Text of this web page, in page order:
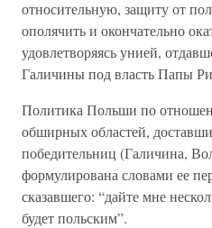
относительную, защиту от
ополячить и окончательно
удовлетворяясь унией,
Галичины под власть Папы
Политика Польши по
обширных областей,
победительниц (Галичина,
формулирована словами ее
сказавшего: “дайте мне
будет польским”.